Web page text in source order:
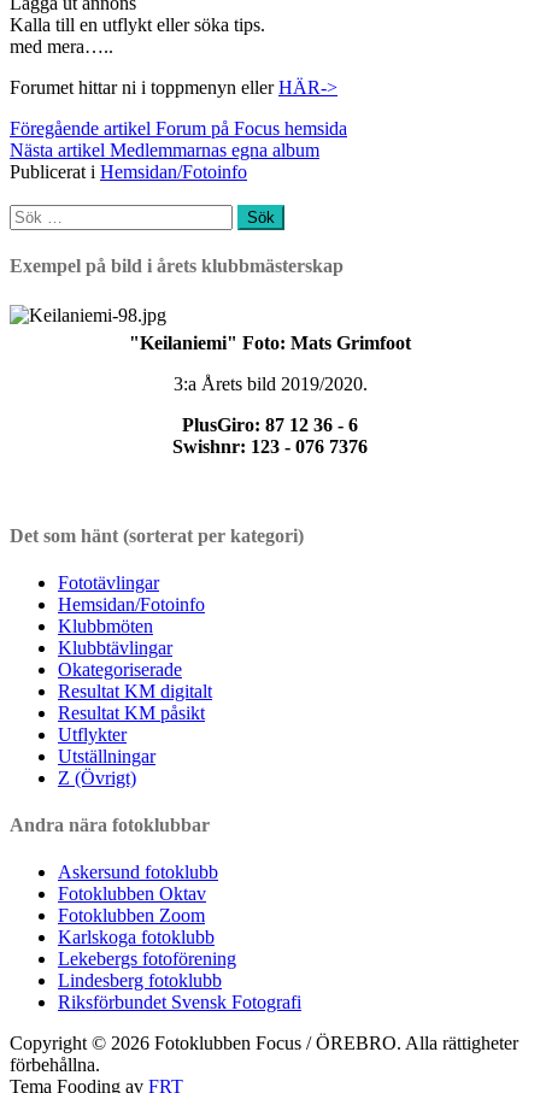
Kalla till en utflykt eller söka tips.
med mera…..
Forumet hittar ni i toppmenyn ellerHÄR->
Fortsätt
läsa
Föregående artikel Forum på Focus hemsida
Nästa artikel Medlemmarnas egna album
Publicerat i Hemsidan/Fotoinfo
Sök
efter:
Exempel på bild i årets klubbmästerskap
"Keilaniemi" Foto: Mats Grimfoot
3:a Årets bild 2019/2020.
PlusGiro: 87 12 36 - 6
Swishnr: 123 - 076 7376
Det som hänt (sorterat per kategori)
Fototävlingar
Hemsidan/Fotoinfo
Klubbmöten
Klubbtävlingar
Okategoriserade
Resultat KM digitalt
Resultat KM påsikt
Utflykter
Utställningar
Z (Övrigt)
Andra nära fotoklubbar
Askersund fotoklubb
Fotoklubben Oktav
Fotoklubben Zoom
Karlskoga fotoklubb
Lekebergs fotoförening
Lindesberg fotoklubb
Riksförbundet Svensk Fotografi
Copyright © 2026 Fotoklubben Focus / ÖREBRO. Alla rättigheter
förbehållna.
Tema Fooding av FRT